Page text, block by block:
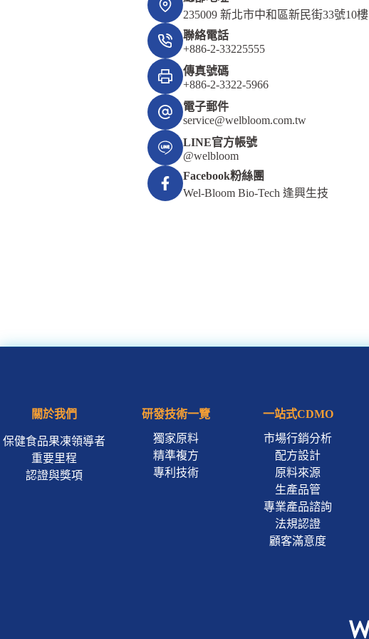
235009 新北市中和區新民街33號10樓
聯絡電話
+886-2-33225555
傳真號碼
+886-2-3322-5966
電子郵件
service@welbloom.com.tw
LINE官方帳號
@welbloom
Facebook粉絲團
Wel-Bloom Bio-Tech 逢興生技
關於我們
保健食品果凍領導者
重要里程
認證與獎項
研發技術一覽
獨家原料
精準複方
專利技術
一站式CDMO
市場行銷分析
配方設計
原料來源
生產品管
專業產品諮詢
法規認證
顧客滿意度